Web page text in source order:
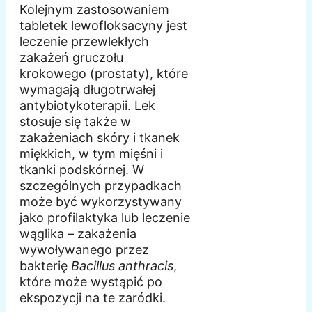
Kolejnym zastosowaniem
tabletek lewofloksacyny jest
leczenie przewlekłych
zakażeń gruczołu
krokowego (prostaty), które
wymagają długotrwałej
antybiotykoterapii. Lek
stosuje się także w
zakażeniach skóry i tkanek
miękkich, w tym mięśni i
tkanki podskórnej. W
szczególnych przypadkach
może być wykorzystywany
jako profilaktyka lub leczenie
wąglika – zakażenia
wywoływanego przez
bakterię Bacillus anthracis,
które może wystąpić po
ekspozycji na te zaródki.